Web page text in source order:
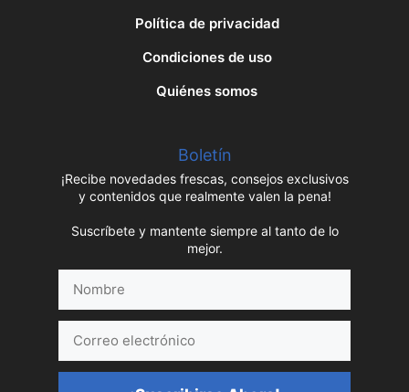
Política de privacidad
Condiciones de uso
Quiénes somos
Boletín
¡Recibe novedades frescas, consejos exclusivos
y contenidos que realmente valen la pena!
Suscríbete y mantente siempre al tanto de lo
mejor.
electrónico